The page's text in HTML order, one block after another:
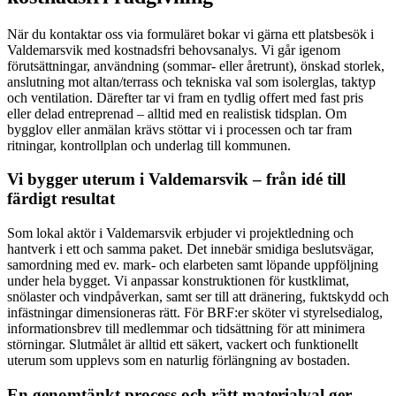
När du kontaktar oss via formuläret bokar vi gärna ett platsbesök i
Valdemarsvik med kostnadsfri behovsanalys. Vi går igenom
förutsättningar, användning (sommar- eller åretrunt), önskad storlek,
anslutning mot altan/terrass och tekniska val som isolerglas, taktyp
och ventilation. Därefter tar vi fram en tydlig offert med fast pris
eller delad entreprenad – alltid med en realistisk tidsplan. Om
bygglov eller anmälan krävs stöttar vi i processen och tar fram
ritningar, kontrollplan och underlag till kommunen.
Vi bygger uterum i Valdemarsvik – från idé till
färdigt resultat
Som lokal aktör i Valdemarsvik erbjuder vi projektledning och
hantverk i ett och samma paket. Det innebär smidiga beslutsvägar,
samordning med ev. mark- och elarbeten samt löpande uppföljning
under hela bygget. Vi anpassar konstruktionen för kustklimat,
snölaster och vindpåverkan, samt ser till att dränering, fuktskydd och
infästningar dimensioneras rätt. För BRF:er sköter vi styrelsedialog,
informationsbrev till medlemmar och tidsättning för att minimera
störningar. Slutmålet är alltid ett säkert, vackert och funktionellt
uterum som upplevs som en naturlig förlängning av bostaden.